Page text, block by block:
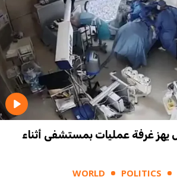
يهز غرفة عمليات بمستشفى أثناء
WORLD POLITICS